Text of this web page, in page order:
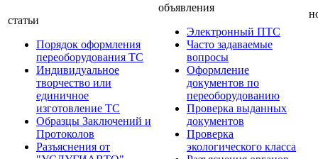
статьи
Порядок оформления
переоборудования ТС
Индивидуальное
творчество или
единичное
изготовление ТС
Образцы Заключений и
Протоколов
Разъяснения от
объявления
Электронный ПТС
Часто задаваемые
вопросы
Оформление
документов по
переоборудованию
Проверка выданных
документов
Проверка
экологического класса